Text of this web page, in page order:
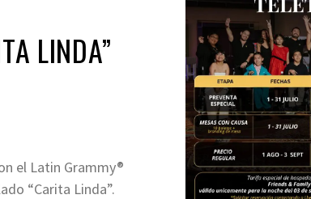
LINDA”
el Latin Grammy®
“Carita Linda”.